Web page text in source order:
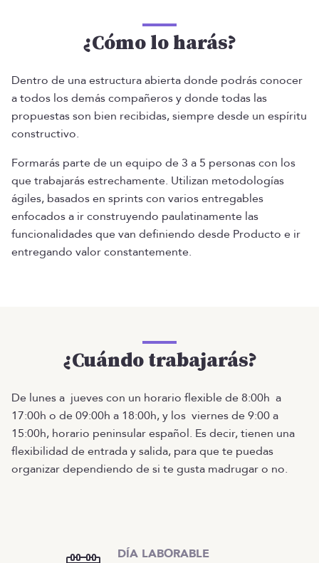
¿Cómo lo harás?
Dentro de una estructura abierta donde podrás conocer
a todos los demás compañeros y donde todas las
propuestas son bien recibidas, siempre desde un espíritu
constructivo.
Formarás parte de un equipo de 3 a 5 personas con los
que trabajarás estrechamente. Utilizan metodologías
ágiles, basados en sprints con varios entregables
enfocados a ir construyendo paulatinamente las
funcionalidades que van definiendo desde Producto e ir
entregando valor constantemente.
¿Cuándo trabajarás?
De lunes a jueves con un horario flexible de 8:00h a
17:00h o de 09:00h a 18:00h, y los viernes de 9:00 a
15:00h, horario peninsular español. Es decir, tienen una
flexibilidad de entrada y salida, para que te puedas
organizar dependiendo de si te gusta madrugar o no.
DÍA LABORABLE